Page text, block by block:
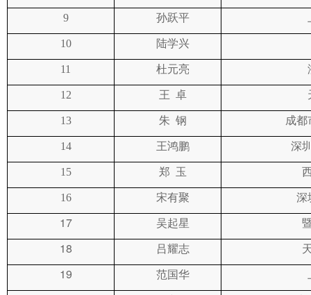
9 孙跃平
10 陆学兴
11 杜元亮
12 王 卓
13 朱 钢 成
14 王鸿鹏 深
15 郑 玉
16 宋有聚
深
17
吴起星
18 吕耀志
19 范国华